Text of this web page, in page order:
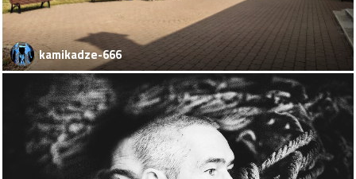
kamikadze-666